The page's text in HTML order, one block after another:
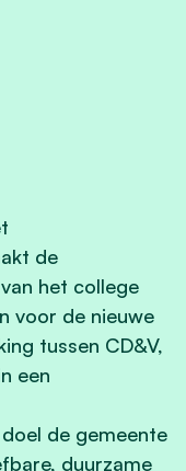
de
het college
voor de nieuwe
tussen CD&V,
een
de gemeente
duurzame